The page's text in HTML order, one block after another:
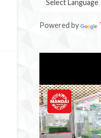
Powered by